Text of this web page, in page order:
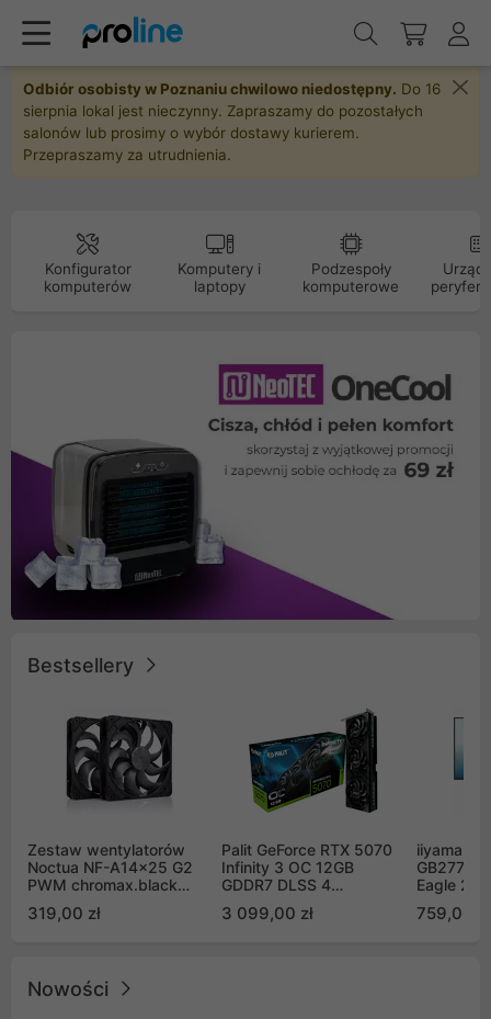
Odbiór osobisty w Poznaniu chwilowo niedostępny. Do 16
sierpnia lokal jest nieczynny. Zapraszamy do pozostałych
salonów lub prosimy o wybór dostawy kurierem.
Przepraszamy za utrudnienia.
Konfigurator
komputerów
Komputery i
laptopy
Podzespoły
komputerowe
Bestsellery
Zestaw wentylatorów
Noctua NF-A14x25 G2
PWM chromax.black
Push Pull (2szt)
319,00 zł
Palit GeForce RTX 5070
Infinity 3 OC 12GB
GDDR7 DLSS 4
GB2050S)
3 099,00 zł
iiyama G-
Eagle 27"
759,00 zł
Nowości